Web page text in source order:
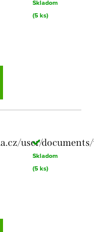
Skladom
(5 ks)
user/
Skladom
(5 ks)